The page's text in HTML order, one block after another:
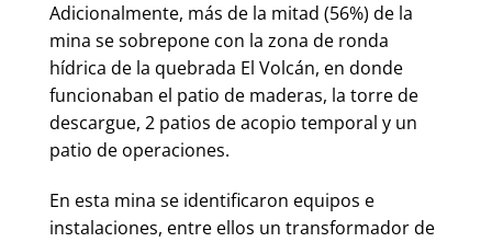
Adicionalmente, más de la mitad (56%) de la
mina se sobrepone con la zona de ronda
hídrica de la quebrada El Volcán, en donde
funcionaban el patio de maderas, la torre de
descargue, 2 patios de acopio temporal y un
patio de operaciones.
En esta mina se identificaron equipos e
instalaciones, entre ellos un transformador de